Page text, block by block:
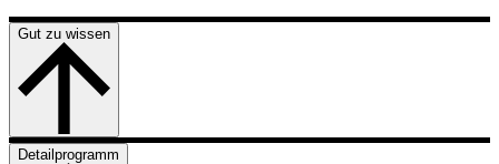
Gut zu wissen
Detailprogramm